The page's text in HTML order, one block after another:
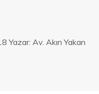
Yazar: Av. Akın Yakan